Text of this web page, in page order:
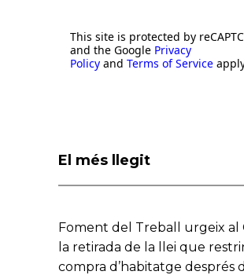
This site is protected by
and the Google Privacy
Policy and Terms of Service
El més llegit
Foment del Treball urgeix al
la retirada de la llei que
compra d’habitatge després